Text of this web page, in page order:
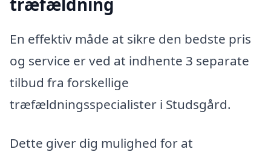
En effektiv måde at sikre den bedste pris
og service er ved at indhente 3 separate
tilbud fra forskellige
træfældningsspecialister i Studsgård.
Dette giver dig mulighed for at